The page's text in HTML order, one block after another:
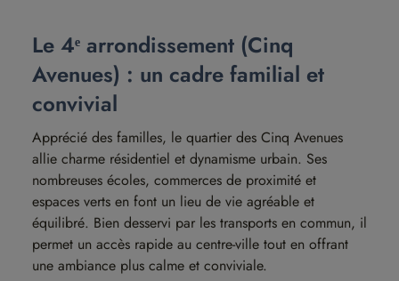
Le 4ᵉ arrondissement (Cinq
Avenues) : un cadre familial et
convivial
Apprécié des familles, le quartier des Cinq Avenues
allie charme résidentiel et dynamisme urbain. Ses
nombreuses écoles, commerces de proximité et
espaces verts en font un lieu de vie agréable et
équilibré. Bien desservi par les transports en commun, il
permet un accès rapide au centre-ville tout en offrant
une ambiance plus calme et conviviale.